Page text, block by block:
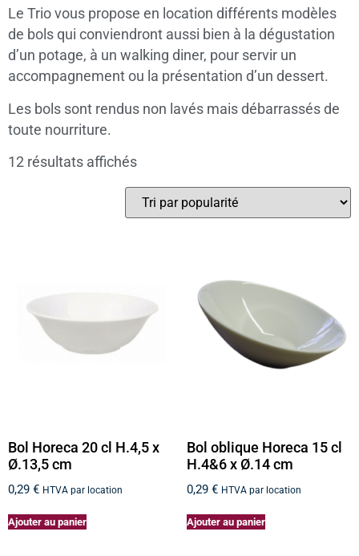
Le Trio vous propose en location différents modèles
de bols qui conviendront aussi bien à la dégustation
d’un potage, à un walking diner, pour servir un
accompagnement ou la présentation d’un dessert.
Les bols sont rendus non lavés mais débarrassés de
toute nourriture.
12 résultats affichés
Bol Horeca 20 cl H.4,5 x
Ø.13,5 cm
0,29 € HTVA par location
Ajouter au panier
Bol oblique Horeca 15 cl
H.4&6 x Ø.14 cm
0,29 € HTVA par location
Ajouter au panier